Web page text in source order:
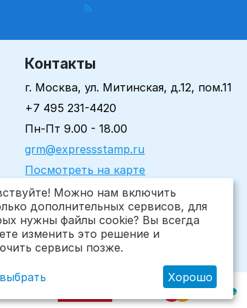
Контакты
г. Москва, ул. Митинская, д.12, пом.11
+7 495 231-4420
Пн-Пт 9.00 - 18.00
grm@expressstamp.ru
Посмотреть на карте
Можно нам включить
дополнительных сервисов, для
нужны файлы cookie? Вы всегда
изменить это решение и
сервисы позже.
Хорошо